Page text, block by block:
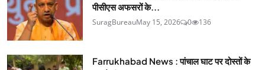
पीसीएस अफसरों के...
SuragBureauMay 15, 2026 0 136
Farrukhabad News : पांचाल घाट पर दोस्तों के